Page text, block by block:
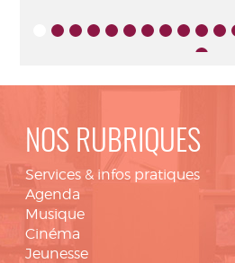
NOS RUBRIQUES
Services & infos pratiques
Agenda
Musique
Cinéma
Jeunesse